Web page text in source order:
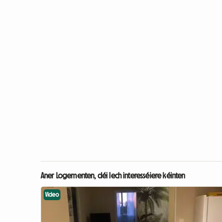
Aner Logementen, déi Iech interesséiere kéinten
Video